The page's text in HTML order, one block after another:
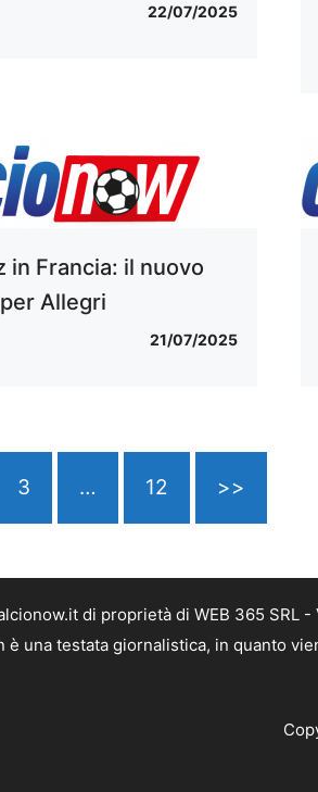
22/07/2025
in Francia: il nuovo
Allegri
21/07/2025
3 … 12 >>
di proprietà di WEB 365 SRL -
è una testata giornalistica, in quanto